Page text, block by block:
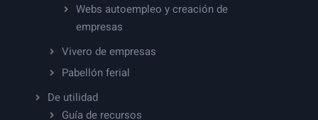
Webs autoempleo y creación de
empresas
Vivero de empresas
Pabellón ferial
De utilidad
Guía de recursos